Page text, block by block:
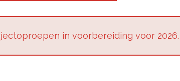
in voor­be­rei­ding voor 2026.